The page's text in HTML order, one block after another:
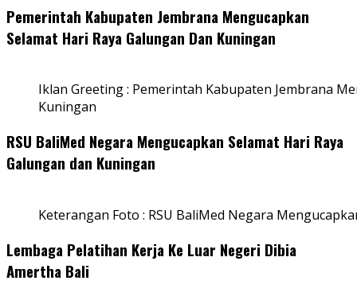
Pemerintah Kabupaten Jembrana Mengucapkan
Selamat Hari Raya Galungan Dan Kuningan
Iklan Greeting : Pemerintah Kabupaten Jembrana
Kuningan
RSU BaliMed Negara Mengucapkan Selamat Hari Raya
Galungan dan Kuningan
Keterangan Foto : RSU BaliMed Negara
Lembaga Pelatihan Kerja Ke Luar Negeri Dibia
Amertha Bali